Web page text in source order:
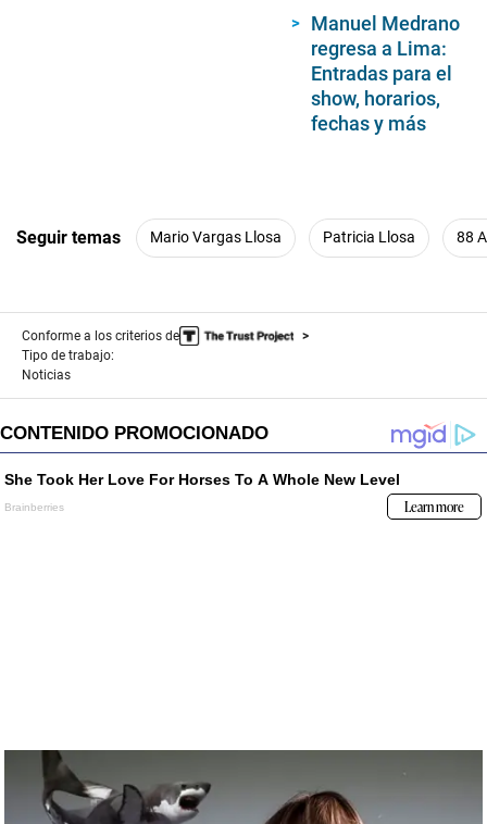
Manuel Medrano
regresa a Lima:
Entradas para el
show, horarios,
fechas y más
Seguir temas Mario Vargas Llosa Patricia Llosa 88
Conforme a los criterios de
Tipo de trabajo:
Noticias